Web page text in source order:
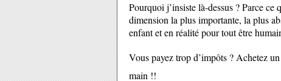
Pourquoi j’insiste là-dessus ? Parce
dimension la plus importante, la plus
enfant et en réalité pour tout être
Vous payez trop d’impôts ? Achetez
main !!